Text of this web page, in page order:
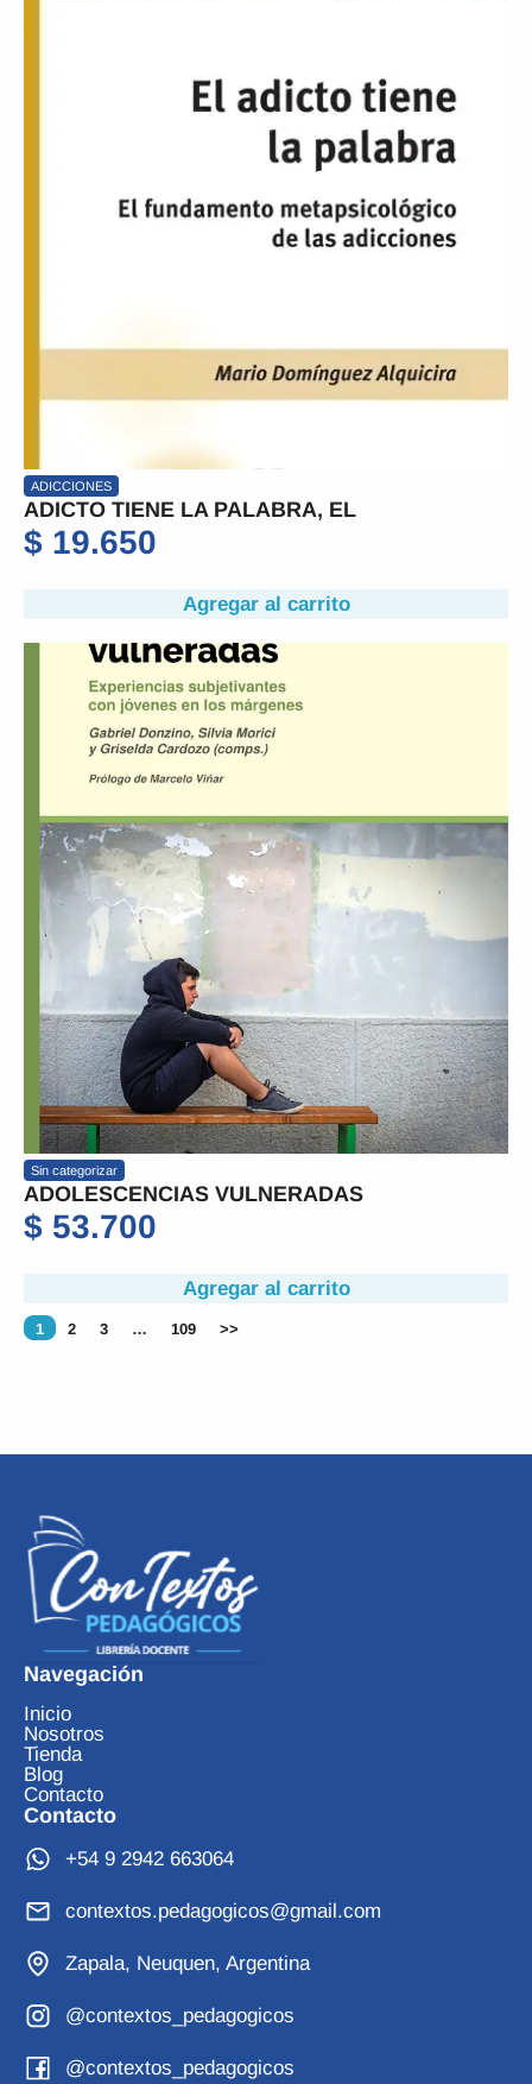
ADICCIONES
ADICTO TIENE LA PALABRA, EL
$ 19.650
Agregar al carrito
Sin categorizar
ADOLESCENCIAS VULNERADAS
$ 53.700
Agregar al carrito
1 2 3 … 109 >>
Navegación
Inicio
Nosotros
Tienda
Blog
Contacto
Contacto
+54 9 2942 663064
contextos.pedagogicos@gmail.com
Zapala, Neuquen, Argentina
@contextos_pedagogicos
@contextos_pedagogicos